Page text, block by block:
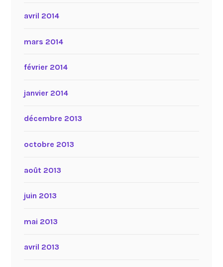
avril 2014
mars 2014
février 2014
janvier 2014
décembre 2013
octobre 2013
août 2013
juin 2013
mai 2013
avril 2013